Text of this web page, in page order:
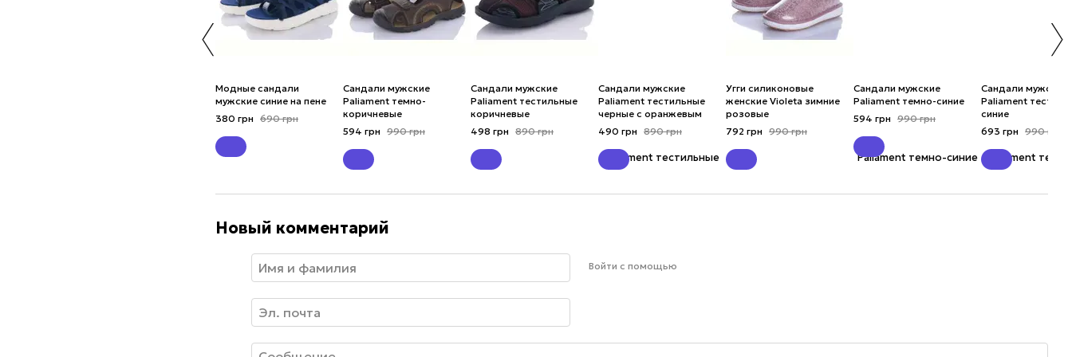
Модные сандали
мужские синие на пене
380 грн 690 грн
Сандали мужские
Paliament темно-
коричневые
594 грн 990 грн
Сандали мужские
Paliament тестильные
коричневые
498 грн 890 грн
Сандали мужские
Paliament тестильные
черные с оранжевым
490 грн 890 грн
Угги силиконовые
женские Violeta зимние
розовые
792 грн 990 грн
Сандали мужские
Paliament темно-синие
594 грн 990 грн
Сандали мужские
Paliament
синие
693 грн 990 грн
Новый комментарий
Войти с помощью